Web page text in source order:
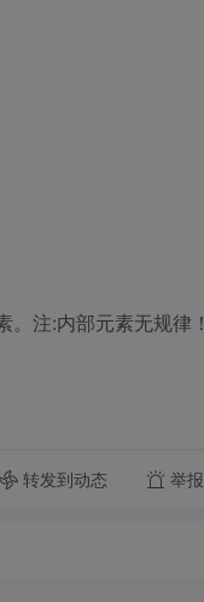
注:内部元素无规律！
转发到动态 举报